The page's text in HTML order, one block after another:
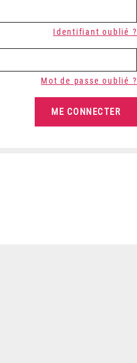
Identifiant oublié ?
Mot de passe oublié ?